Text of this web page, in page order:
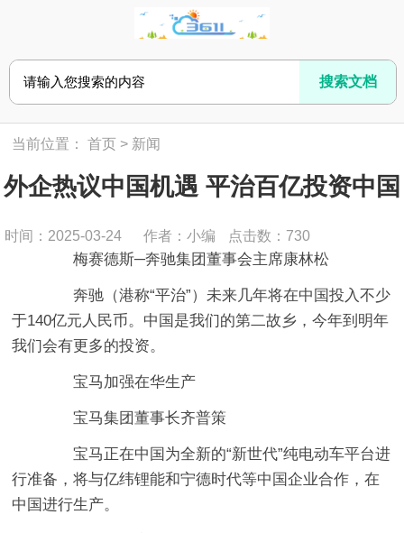
当前位置：首页 > 新闻
外企热议中国机遇 平治百亿投资中国
时间：2025-03-24 作者：小编 点击数： 730
梅赛德斯─奔驰集团董事会主席康林松
奔驰（港称“平治”）未来几年将在中国投入不少
于140亿元人民币。中国是我们的第二故乡，今年到明年
我们会有更多的投资。
宝马加强在华生产
宝马集团董事长齐普策
宝马正在中国为全新的“新世代”纯电动车平台进
行准备，将与亿纬锂能和宁德时代等中国企业合作，在
中国进行生产。